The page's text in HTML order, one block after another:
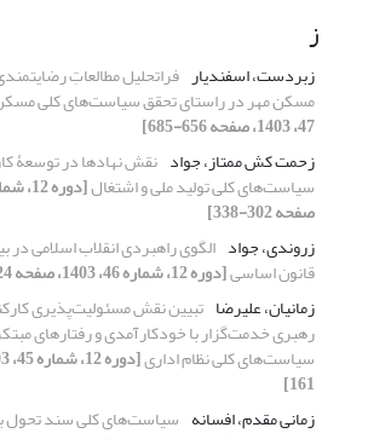
ز
زبردست، اسفندیار فراتحلیل مطالعاتِ
مسکن مهر در راستای تحقق سیاست‌های کلی
47، 1403، صفحه 656-685]
زحمت کش ممتاز، جواد نقش نهادها در توسعۀ
سیاست‌های کلی تولید ملی و اشتغال
صفحه 302-338]
زروندی، جواد الگوی راهبردی انقلاب اسلامی در
قانون اساسی[دوره 12، شماره 46، 1403، صفحه 424-451]
زمانیان، علیرضا تبیین نقش مسئولیت‌پذیری
رهبری خدمت‌گزار با خودکارآمدی و رفتارهای
سیاست‌های کلی نظام اداری
161]
زمانی مقدم، افسانه سیاست‌های کلی سند تحول